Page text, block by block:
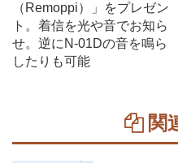
（Remoppi）」をプレゼン
ト。着信を光や音でお知ら
せ。逆にN-01Dの音を鳴ら
したりも可能
関